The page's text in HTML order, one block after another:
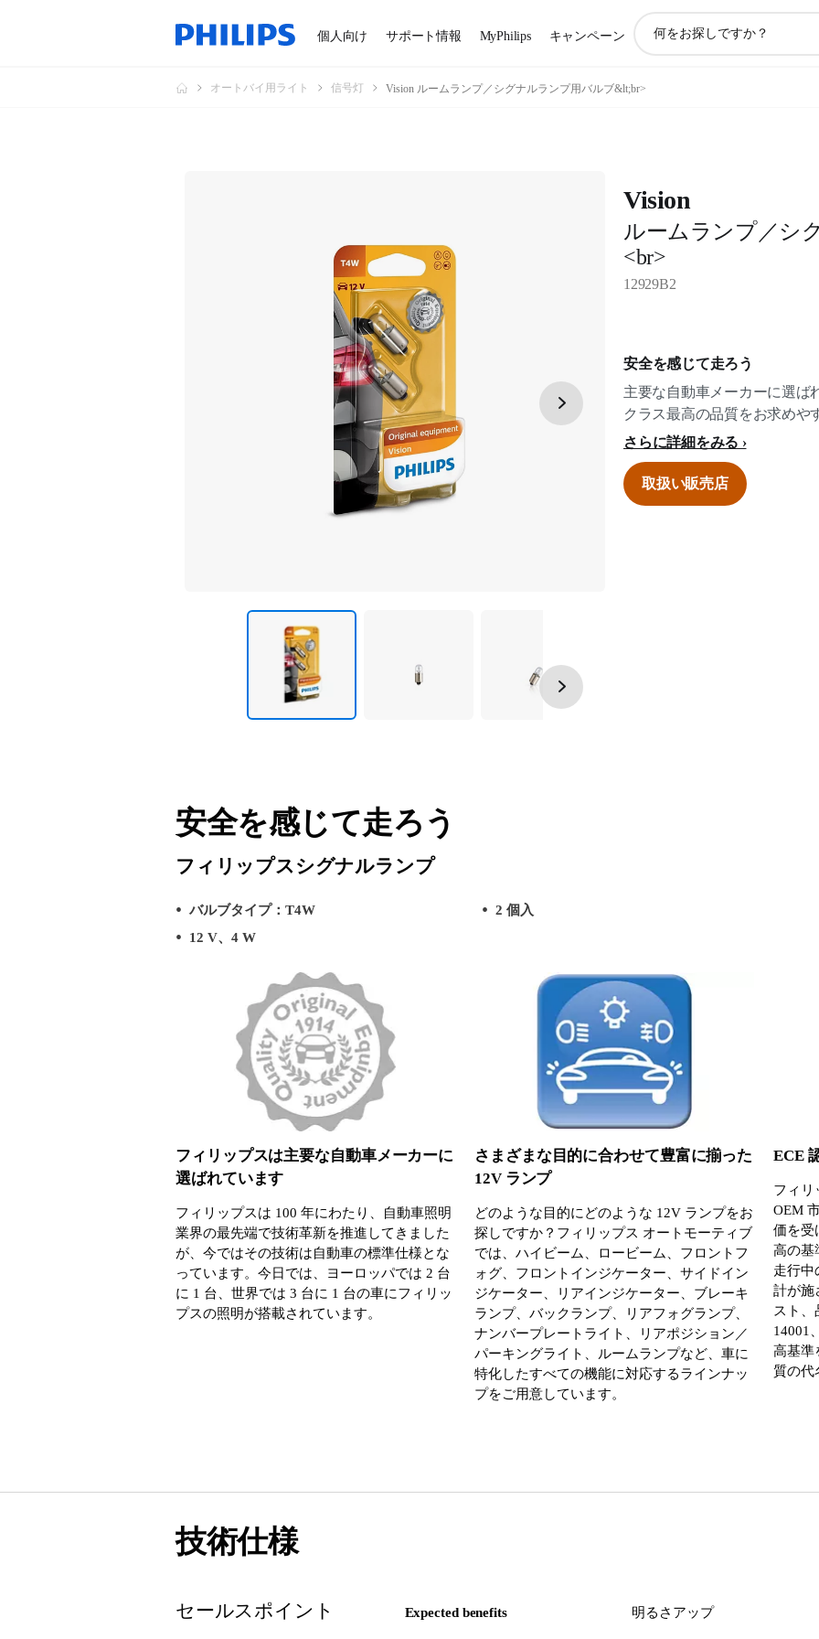
個人向け サポート情報 MyPhilips キャンペーン
索
オートバイ用ライト 信号灯 Vision ルームランプ／シグナルランプ用バルブ&lt;br>
Vision
ルームランプ／シ
<br>
12929B2
安全を感じて走ろう
主要な自動車メーカーに選ば
クラス最高の品質をお求めや
さらに詳細をみる
取扱い販売店
安全を感じて走ろう
フィリップスシグナルランプ
バルブタイプ：T4W
2 個入
12 V、4 W
フィリップスは主要な自動車メーカーに
選ばれています
フィリップスは 100 年にわたり、自動車照明
業界の最先端で技術革新を推進してきました
が、今ではその技術は自動車の標準仕様とな
っています。今日では、ヨーロッパでは 2 台
に 1 台、世界では 3 台に 1 台の車にフィリッ
プスの照明が搭載されています。
さまざまな目的に合わせて豊富に揃った
12V ランプ
どのような目的にどのような 12V ランプをお
探しですか？フィリップス オートモーティブ
では、ハイビーム、ロービーム、フロントフ
ォグ、フロントインジケーター、サイドイン
ジケーター、リアインジケーター、ブレーキ
ランプ、バックランプ、リアフォグランプ、
ナンバープレートライト、リアポジション／
パーキングライト、ルームランプなど、車に
特化したすべての機能に対応するラインナッ
プをご用意しています。
ECE
フィリ
OEM
価を受
高の基
走行中
計が施
スト、
14001
高基準
質の代
技術仕様
セールスポイント Expected benefits 明るさアップ